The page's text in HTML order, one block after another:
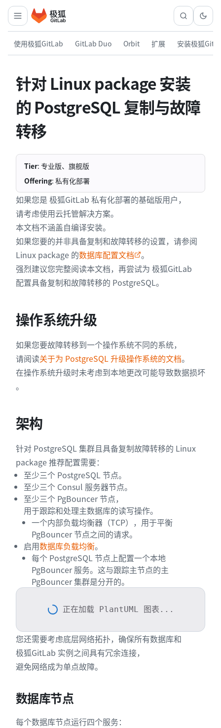
使用极狐GitLab GitLab Duo Orbit 扩展 安装极狐
针对 Linux package 安装
的 PostgreSQL 复制与故障
转移
Tier: 专业版、旗舰版
Offering: 私有化部署
如果您是 极狐GitLab 私有化部署的基础版用户，
请考虑使用云托管解决方案。
本文档不涵盖自编译安装。
如果您要的并非具备复制和故障转移的设置，请参阅
Linux package 的数据库配置文档
。
强烈建议您完整阅读本文档，再尝试为 极狐GitLab
配置具备复制和故障转移的 PostgreSQL。
操作系统升级
如果您要故障转移到一个操作系统不同的系统，
请阅读关于为 PostgreSQL 升级操作系统的文档。
在操作系统升级时未考虑到本地更改可能导致数据损坏
。
架构
针对 PostgreSQL 集群且具备复制故障转移的 Linux
package 推荐配置需要：
至少三个 PostgreSQL 节点。
至少三个 Consul 服务器节点。
至少三个 PgBouncer 节点，
用于跟踪和处理主数据库的读写操作。
一个内部负载均衡器（TCP），用于平衡
PgBouncer 节点之间的请求。
启用数据库负载均衡。
每个 PostgreSQL 节点上配置一个本地
PgBouncer 服务。这与跟踪主节点的主
PgBouncer 集群是分开的。
正在加载 PlantUML 图表...
您还需要考虑底层网络拓扑，确保所有数据库和
极狐GitLab 实例之间具有冗余连接，
避免网络成为单点故障。
数据库节点
每个数据库节点运行四个服务：